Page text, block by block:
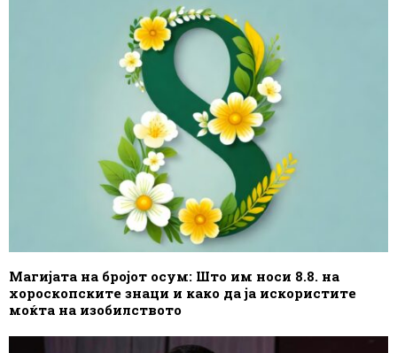
Магијата на бројот осум: Што им носи 8.8. на
хороскопските знаци и како да ја искористите
моќта на изобилството